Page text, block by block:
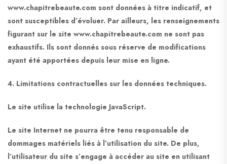
www.chapitrebeaute.com sont données à titre indicatif, et
sont susceptibles d’évoluer. Par ailleurs, les renseignements
figurant sur le site www.chapitrebeaute.com ne sont pas
exhaustifs. Ils sont donnés sous réserve de modifications
ayant été apportées depuis leur mise en ligne.
4. Limitations contractuelles sur les données techniques.
Le site utilise la technologie JavaScript.
Le site Internet ne pourra être tenu responsable de
dommages matériels liés à l’utilisation du site. De plus,
l’utilisateur du site s’engage à accéder au site en utilisant